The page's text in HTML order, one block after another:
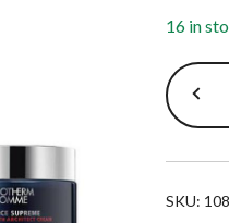
16 in
SKU: